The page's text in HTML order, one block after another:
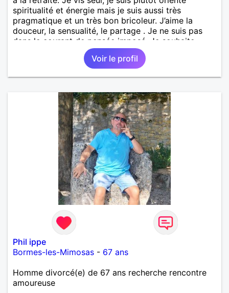
spiritualité et énergie mais je suis aussi très
pragmatique et un très bon bricoleur. J’aime la
douceur, la sensualité, le partage . Je ne suis pas
dans le courant de pensée imposé. Je souhaite
rencontrer une personne pour partager,
expérimenté, découvrir ensemble et se soutenir
mutuellement pour devenir le meilleur de soi-même
mais je compte m'installer à nouveau à l'ile de la
Réunion avant la fin 2026. Pierre
Voir le profil
Phil ippe
Bormes-les-Mimosas - 67 ans
Homme divorcé(e) de 67 ans recherche rencontre
amoureuse